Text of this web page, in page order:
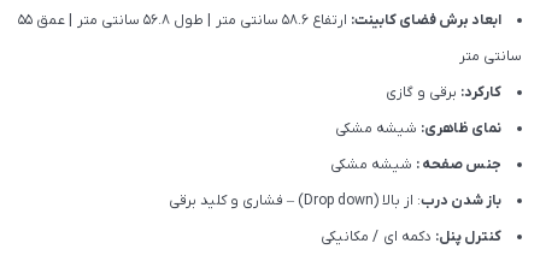
ابعاد برش فضای کابینت:
ارتفاع 58.6 سانتی متر | طول 56.8 سانتی متر | عمق 55
سانتی متر
کارکرد: برقی و گازی
نمای ظاهری: شیشه مشکی
جنس صفحه : شیشه مشکی
باز شدن درب: از بالا (Drop down) – فشاری و کلید برقی
کنترل پنل: دکمه ای / مکانیکی